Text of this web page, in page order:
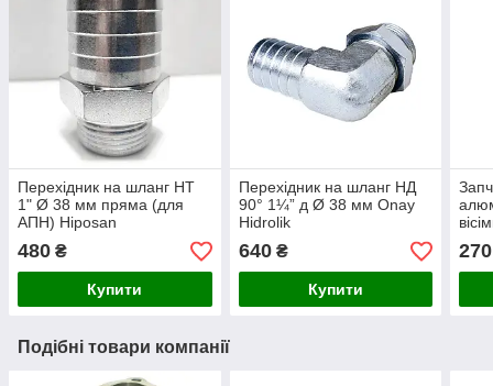
Перехідник на шланг НТ
1" Ø 38 мм пряма (для
АПН) Hiposan
480 ₴
Купити
Перехідник на шланг НД
90° 1¼” д Ø 38 мм Onay
Hidrolik
640₴
Купити
270
Подібні товари компанії